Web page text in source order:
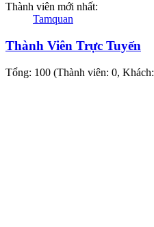
Thành viên mới nhất:
Tamquan
Thành Viên Trực Tuyến
Tổng: 100 (Thành viên: 0,